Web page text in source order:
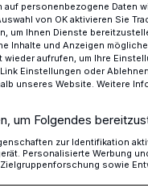
in der Sandheide
personenbezogene Daten
von OK aktivieren Sie
um Ihnen Dienste
Inhalte und Anzeigen
aufrufen, um Ihre
Einstellungen oder
unseres Website. Weitere
um Folgendes
zur Identifikation
Personalisierte Werbung
sowie